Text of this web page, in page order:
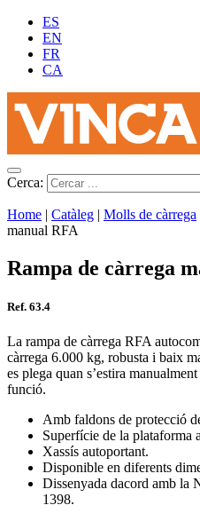
ES
EN
FR
CA
Cerca:
Home | Catàleg | Molls de càrrega
manual RFA
Rampa de càrrega
Ref. 63.4
La rampa de càrrega RFA
càrrega 6.000 kg, robusta i baix
es plega quan s’estira
funció.
Amb faldons de protecció
Superfície de la plataforma
Xassís autoportant.
Disponible en diferents
Dissenyada dacord amb la
1398.